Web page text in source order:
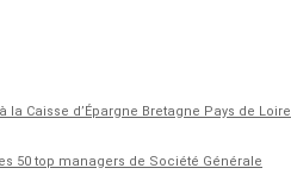
Caisse d’Épargne Bretagne Pays de Loire
50 top managers de Société Générale